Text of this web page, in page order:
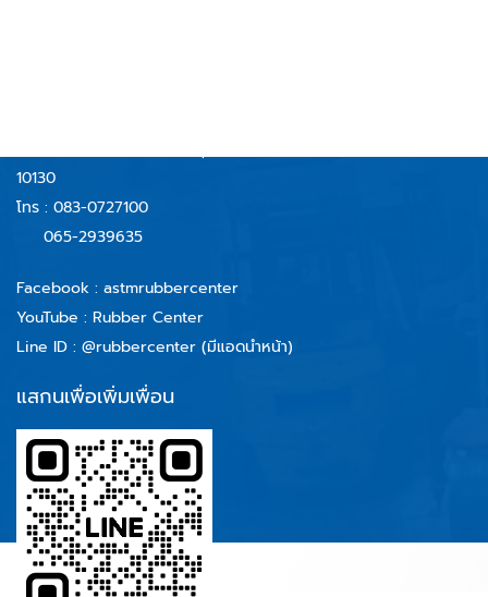
10130
โทร : 083-0727100
065-2939635
Facebook : astmrubbercenter
YouTube : Rubber Center
Line ID : @rubbercenter (มีแอดนำหน้า)
แสกนเพื่อเพิ่มเพื่อน